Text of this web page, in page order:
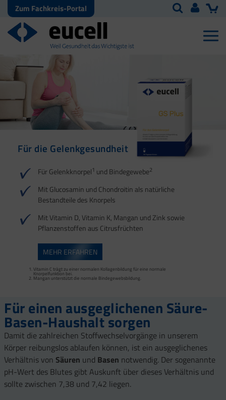
Zum Fachkreis-Portal
Für die Gelenkgesundheit
Für Gelenkknorpel1 und Bindegewebe2
Mit Glucosamin und Chondroitin als natürliche
Bestandteile des Knorpels
Mit Vitamin D, Vitamin K, Mangan und Zink sowie
Pflanzenstoffen aus Citrusfrüchten
MEHR ERFAHREN
Vitamin C trägt zu einer normalen Kollagenbildung für eine normale
Knorpelfunktion bei.
Mangan unterstützt die normale Bindegewebsbildung.
Für Sehnen, Bänder und
2
Mangan trägt zur normalen Bindegewebsbildung und Kupfer zur Erhaltung von
normalem Bindegewebe bei. Sehnen, Bänder und Faszien zählen zum
Bindegewebe.
Für die
Calcium, Vitamin D, Magnesium, Mangan, Zink und Vitamin K tragen zur Erhaltung
normaler Knochen bei.
Mangan trägt zu einer normalen Bindegewebsbildung und Kupfer zur Erhaltung
Für einen ausgeglichenen Säure-
Basen-Haushalt sorgen
Damit die zahlreichen Stoffwechselvorgänge in unserem
Körper reibungslos ablaufen können, ist ein ausgeglichenes
Verhältnis von Säuren und Basen notwendig. Der sogenannte
pH-Wert des Blutes gibt Auskunft über dieses Verhältnis und
sollte zwischen 7,38 und 7,42 liegen.